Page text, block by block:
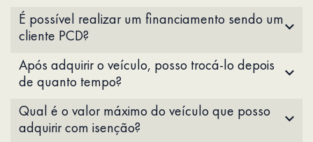
É possível realizar um financiamento sendo um
cliente PCD?
Após adquirir o veículo, posso trocá-lo depois
de quanto tempo?
Qual é o valor máximo do veículo que posso
adquirir com isenção?